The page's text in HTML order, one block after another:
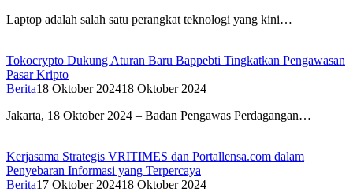
Laptop adalah salah satu perangkat teknologi yang kini…
Tokocrypto Dukung Aturan Baru Bappebti Tingkatkan Pengawasan
Pasar Kripto
Berita18 Oktober 202418 Oktober 2024
Jakarta, 18 Oktober 2024 – Badan Pengawas Perdagangan…
Kerjasama Strategis VRITIMES dan Portallensa.com dalam
Penyebaran Informasi yang Terpercaya
Berita17 Oktober 202418 Oktober 2024